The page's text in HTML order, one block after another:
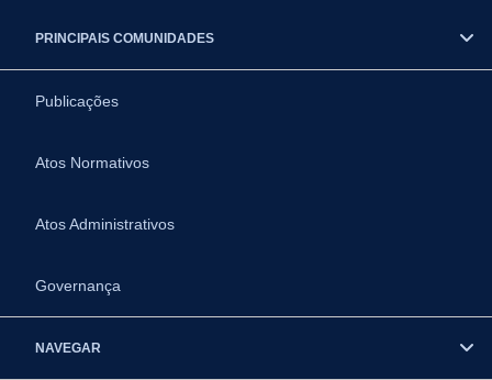
PRINCIPAIS COMUNIDADES
Publicações
Atos Normativos
Atos Administrativos
Governança
NAVEGAR